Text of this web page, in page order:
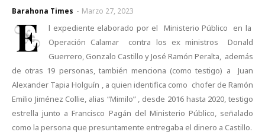
Barahona Times - Marzo 27, 2023
E
l expediente elaborado por el Ministerio Público en la
Operación Calamar contra los ex ministros Donald
Guerrero, Gonzalo Castillo y José Ramón Peralta, además
de otras 19 personas, también menciona (como testigo) a Juan
Alexander Tapia Holguín , a quien identifica como chofer de Ramón
Emilio Jiménez Collie, alias “Mimilo” , desde 2016 hasta 2020, testigo
estrella junto a Francisco Pagán del Ministerio Público, señalado
como la persona que presuntamente entregaba el dinero a Castillo.